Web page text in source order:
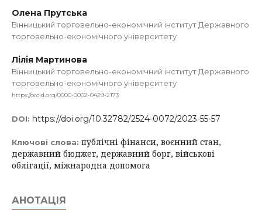
Олена Прутська
Вінницький торговельно-економічний інститут Державного
торговельно-економічного університету
Лілія Мартинова
Вінницький торговельно-економічний інститут Державного
торговельно-економічного університету
https://orcid.org/0000-0002-0429-2173
DOI: https://doi.org/10.32782/2524-0072/2023-55-57
Ключові слова: публічні фінанси, воєнний стан,
державний бюджет, державний борг, військові
облігації, міжнародна допомога
АНОТАЦІЯ